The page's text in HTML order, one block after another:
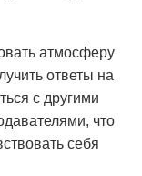
атмосферу
ответы на
с другими
что
себя